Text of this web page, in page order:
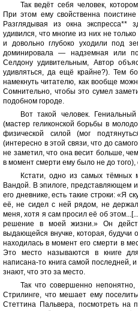
Так ведёт себя человек,
При этом ему свойственна
Разглядывая из окна экспресса**
удивился, что многие из них не
и довольно глубоко уходили под
доминировала — надземная или
Селдону удивительным, Автор
удивляться, да ещё крайне?). Тем
намекнуть читателю, как вообще
Сомнительно, чтобы это сумел
подобном городе.
Вот такой человек.
(мастер геликонской борьбы в
физической силой (мог
(интересно в этой связи, что до
не заметил, что она весит больше,
в момент смерти ему было не до
Кстати, одно из самых тёмных
Вандой. В эпилоге, представляющем
его дневнике, есть такие строки: «Я
её, не сидел с ней рядом, не
меня, хотя я сам просил её об
решение в моей жизни.» Он
выдающейся внучке, которая, будучи
находилась в момент его смерти в
Это место называются в книге
написана-то книга самой последней,
знают, что это за место.
Так что совершенно
Стрилинге, что мешает ему
Стеттина Пальвера, посмотреть на